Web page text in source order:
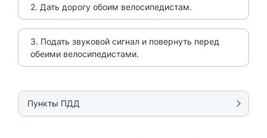
2. Дать дорогу обоим велосипедистам.
3. Подать звуковой сигнал и повернуть перед
обеими велосипедистами.
Пункты ПДД